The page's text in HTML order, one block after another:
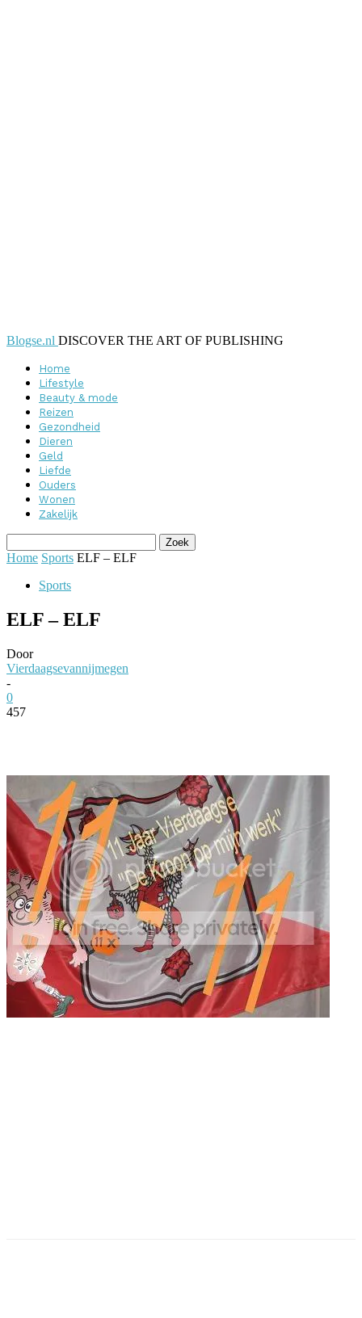
Blogse.nl DISCOVER THE ART OF PUBLISHING
Home
Lifestyle
Beauty & mode
Reizen
Gezondheid
Dieren
Geld
Liefde
Ouders
Wonen
Zakelijk
Home Sports ELF – ELF
Sports
ELF – ELF
Door
Vierdaagsevannijmegen
-
0
457